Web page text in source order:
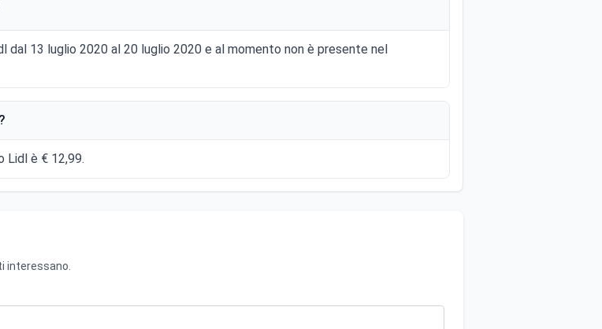
13 luglio 2020 al 20 luglio 2020 e al momento non è presente nel
Lidl è € 12,99.
interessano.